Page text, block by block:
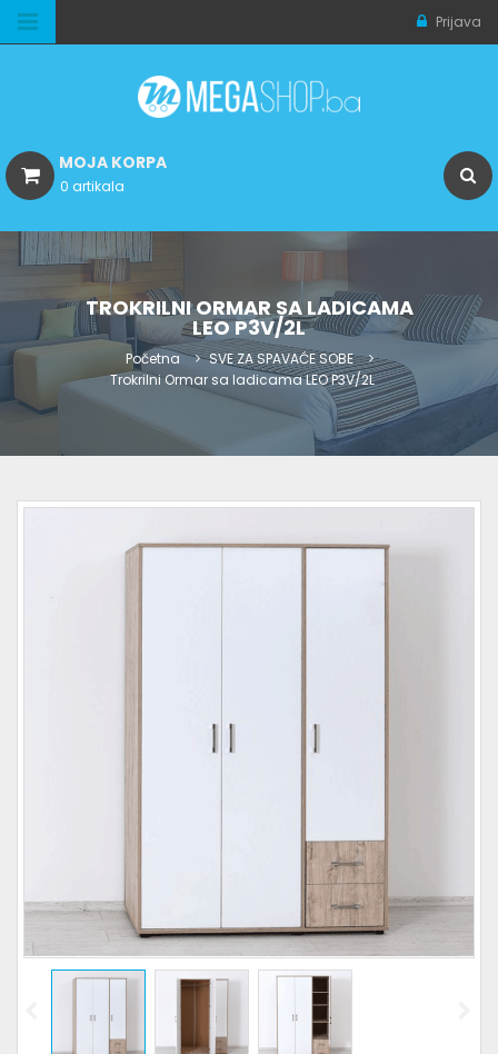
Prijava
MOJA KORPA
0 artikala
TROKRILNI ORMAR SA LADICAMA
LEO P3V/2L
Početna
SVE ZA SPAVAĆE SOBE
Trokrilni Ormar sa ladicama LEO P3V/2L